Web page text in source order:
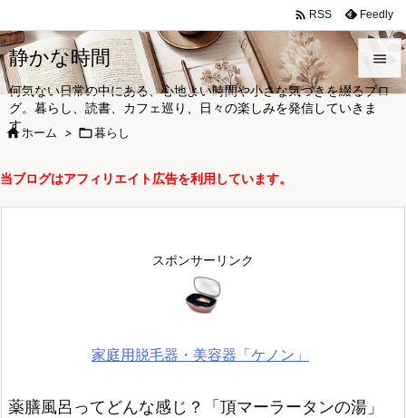
静かな時間
何気ない日常の中にある、心地よい時間や小さな気づきを綴るブロ
グ。暮らし、読書、カフェ巡り、日々の楽しみを発信していきま
す。


メニュ
前へ
 RSS Feedly
ホーム > 暮らし
当ブログはアフィリエイト広告を利用しています。
スポンサーリンク
家庭用脱毛器・美容器「ケノン」
薬膳風呂ってどんな感じ？「頂マーラータンの湯」